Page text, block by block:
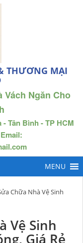
THƯƠNG MẠI
Vách Ngăn Cho
Tân Bình - TP HCM
Chữa Nhà Vệ Sinh
Vệ Sinh
Giá Rẻ